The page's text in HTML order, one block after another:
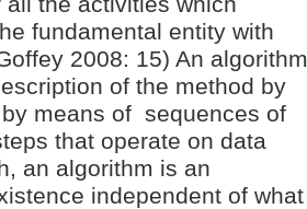
fundamental entity with
2008: 15) An algorithm
of the method by
means of sequences of
that operate on data
an algorithm is an
independent of what